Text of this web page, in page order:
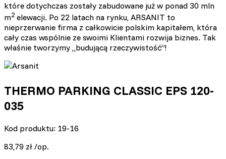
które dotychczas zostały zabudowane już w ponad 30 mln
m2 elewacji. Po 22 latach na rynku, ARSANIT to
nieprzerwanie firma z całkowicie polskim kapitałem, która
cały czas wspólnie ze swoimi Klientami rozwija biznes. Tak
właśnie tworzymy „budującą rzeczywistość”!
THERMO PARKING CLASSIC EPS 120-
035
Kod produktu: 19-16
83,79 zł /op.